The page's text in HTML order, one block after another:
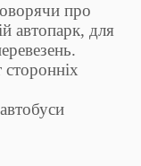
про
автопарк, для